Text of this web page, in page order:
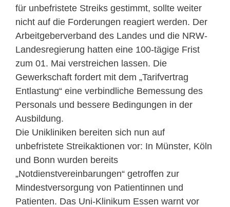
für unbefristete Streiks gestimmt, sollte weiter
nicht auf die Forderungen reagiert werden. Der
Arbeitgeberverband des Landes und die NRW-
Landesregierung hatten eine 100-tägige Frist
zum 01. Mai verstreichen lassen. Die
Gewerkschaft fordert mit dem „Tarifvertrag
Entlastung“ eine verbindliche Bemessung des
Personals und bessere Bedingungen in der
Ausbildung.
Die Unikliniken bereiten sich nun auf
unbefristete Streikaktionen vor: In Münster, Köln
und Bonn wurden bereits
„Notdienstvereinbarungen“ getroffen zur
Mindestversorgung von Patientinnen und
Patienten. Das Uni-Klinikum Essen warnt vor